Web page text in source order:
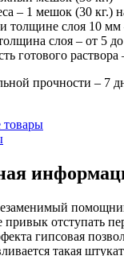
– 1 мешок (30 кг.)
толщине слоя 10 мм
слоя – от 5
готового
прочности – 7
привык отступать
гипсовая
такая